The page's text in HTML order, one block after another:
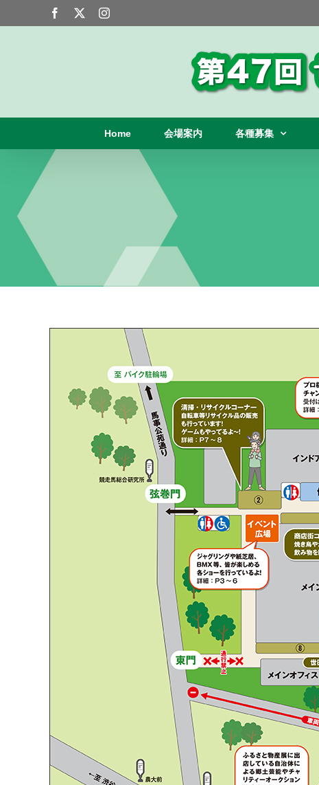
to
Facebook Instagram
Home 会場案内 各種募集